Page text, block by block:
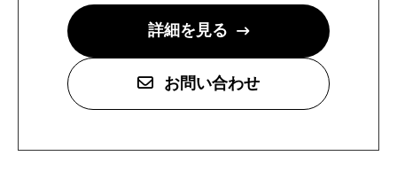
詳細を見る
お問い合わせ